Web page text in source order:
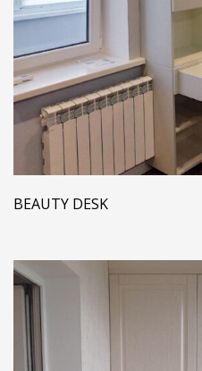
BEAUTY DESK